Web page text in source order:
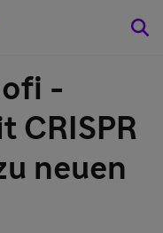
-
CRISPR
neuen